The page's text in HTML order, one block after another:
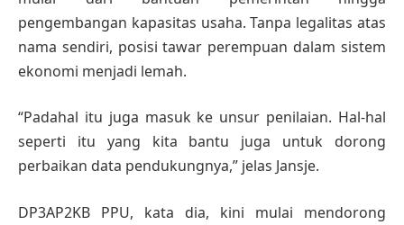
pengembangan kapasitas usaha. Tanpa legalitas atas
nama sendiri, posisi tawar perempuan dalam sistem
ekonomi menjadi lemah.
“Padahal itu juga masuk ke unsur penilaian. Hal-hal
seperti itu yang kita bantu juga untuk dorong
perbaikan data pendukungnya,” jelas Jansje.
DP3AP2KB PPU, kata dia, kini mulai mendorong